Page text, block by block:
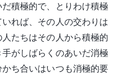
積極的で、とりわけ積極
れば、その人の交わりは
たちはその人から積極的
がしばらくのあいだ消極
ち合いはいつも消極的要